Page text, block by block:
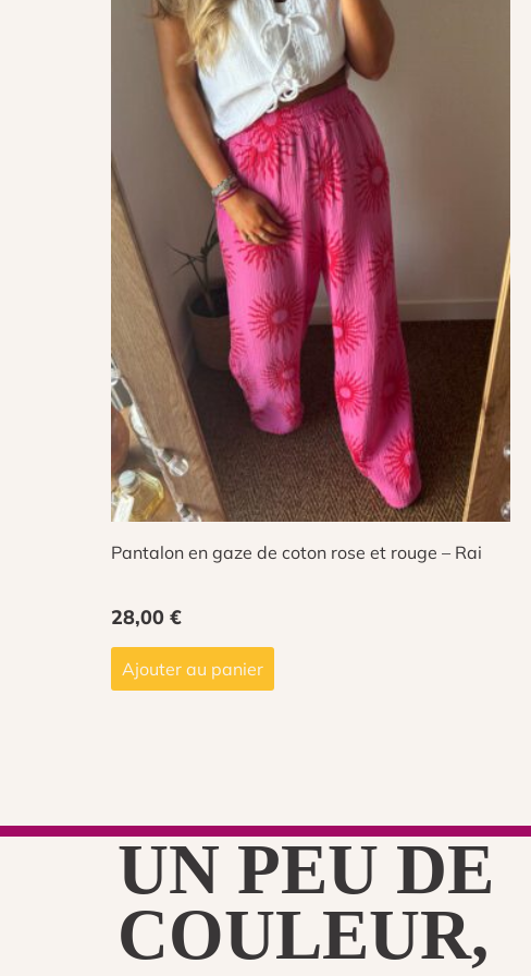
Pantalon en gaze de coton rose et rouge – Rai
28,00 €
Ajouter au panier
UN PEU DE
COULEUR,